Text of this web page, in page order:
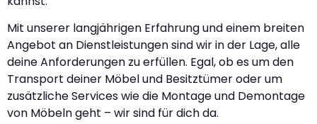
Mit unserer langjährigen Erfahrung und einem breiten
Angebot an Dienstleistungen sind wir in der Lage, alle
deine Anforderungen zu erfüllen. Egal, ob es um den
Transport deiner Möbel und Besitztümer oder um
zusätzliche Services wie die Montage und Demontage
von Möbeln geht – wir sind für dich da.